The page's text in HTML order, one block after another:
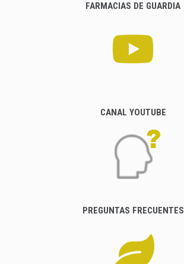
FARMACIAS DE GUARDIA
CANAL YOUTUBE
PREGUNTAS FRECUENTES